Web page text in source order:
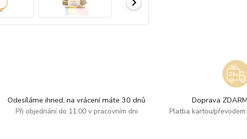
Odesíláme ihned, na vrácení máte 30 dnů
Při objednání do 11:00 v pracovním dni
Doprava
Platba kartou/